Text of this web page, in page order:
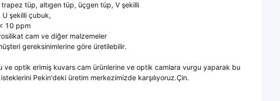
tüp, altıgen tüp, üçgen tüp, V şekilli
şekilli çubuk,
10 ppm
cam ve diğer malzemeler
gereksinimlerine göre üretilebilir.
ve optik erimiş kuvars cam ürünlerine ve optik camlara vurgu yaparak bu
Pekin'deki üretim merkezimizde karşılıyoruz.Çin.